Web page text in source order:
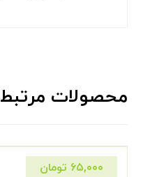
محصولات مرتبط
۶۵,۰۰۰ تومان